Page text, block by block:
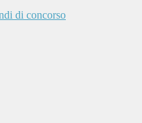
di concorso